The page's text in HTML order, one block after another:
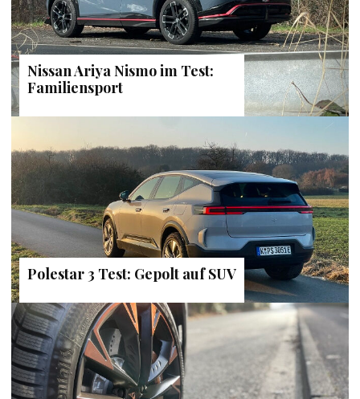
Nissan Ariya Nismo im Test:
Familiensport
Polestar 3 Test: Gepolt auf SUV